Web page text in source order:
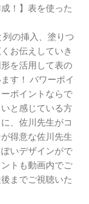
！】表を使った
の挿入、塗りつ
お伝えしていき
を活用して表の
す！ パワーポイ
ポイントならで
と感じている方
、佐川先生がコ
得意な佐川先生
いデザインがで
トも動画内でご
までご視聴いた